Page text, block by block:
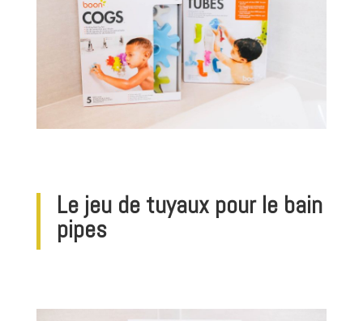
Le jeu de tuyaux pour le bain
pipes